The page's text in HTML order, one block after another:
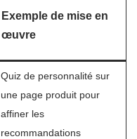
Exemple de mise en
œuvre
Quiz de personnalité sur
une page produit pour
affiner les
recommandations